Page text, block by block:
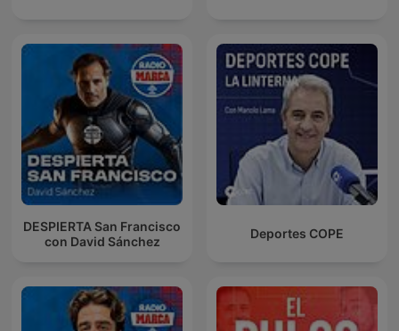
DESPIERTA San Francisco
con David Sánchez
Deportes COPE